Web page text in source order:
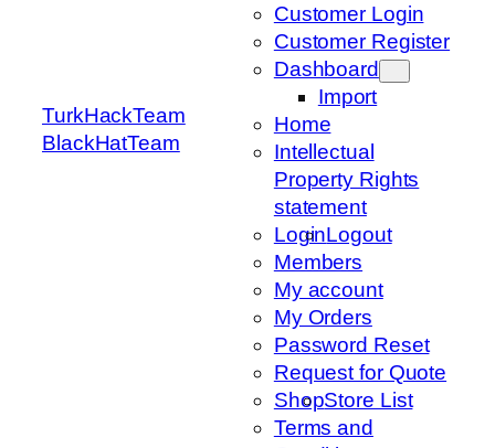
TurkHackTeam
BlackHatTeam
Customer Login
Customer Register
Dashboard
Import
Home
Intellectual
Property Rights
statement
LoginLogout
Members
My account
My Orders
Password Reset
Request for Quote
ShopStore List
Terms and